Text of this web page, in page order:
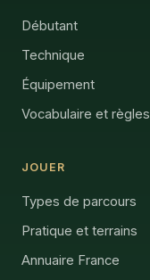
Débutant
Technique
Équipement
Vocabulaire et règles
JOUER
Types de parcours
Pratique et terrains
Annuaire France